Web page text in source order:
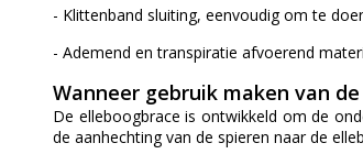
- Klittenband sluiting, eenvoudig om te
- Ademend en transpiratie afvoerend
Wanneer gebruik maken van
De elleboogbrace is ontwikkeld om de
de aanhechting van de spieren naar de